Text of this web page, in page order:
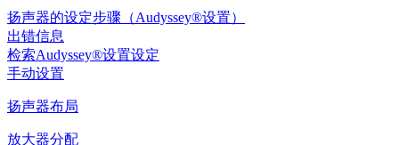
扬声器的设定步骤（Audyssey®设置）
出错信息
检索Audyssey®设置设定
手动设置
扬声器布局
放大器分配